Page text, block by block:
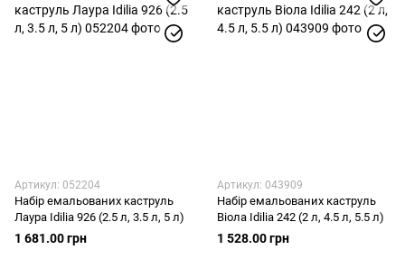
Артикул: 052204
Набір емальованих каструль
Лаура Idilia 926 (2.5 л, 3.5 л, 5 л)
1 681.00 грн
Артикул: 043909
Набір емальованих каструль
Віола Idilia 242 (2 л, 4.5 л, 5.5 л)
1 528.00 грн